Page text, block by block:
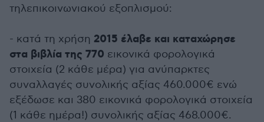
τηλεπικοινωνιακού εξοπλισμού:
- κατά τη χρήση 2015 έλαβε και καταχώρησε
στα βιβλία της 770 εικονικά φορολογικά
στοιχεία (2 κάθε μέρα) για ανύπαρκτες
συναλλαγές συνολικής αξίας 460.000€ ενώ
εξέδωσε και 380 εικονικά φορολογικά στοιχεία
(1 κάθε ημέρα!) συνολικής αξίας 468.000€.